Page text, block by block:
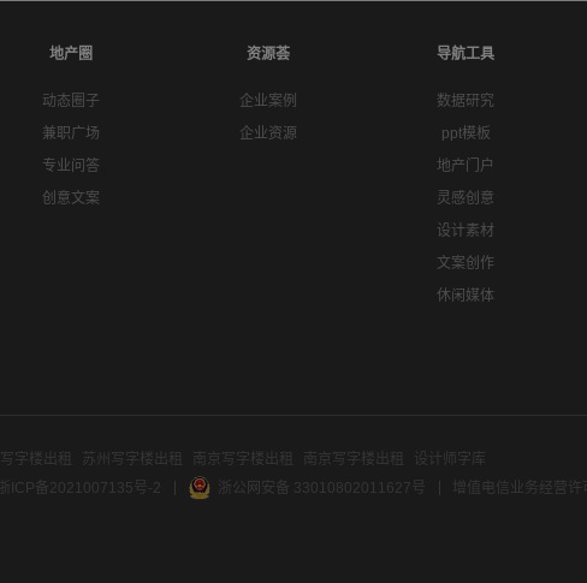
地产圈
动态圈子
兼职广场
专业问答
创意文案
资源荟
企业案例
企业资源
导航工具
数据研究
ppt模板
地产门户
灵感创意
设计素材
文案创作
休闲媒体
写字楼出租 苏州写字楼出租 南京写字楼出租 南京写字楼出租
设计师字库
浙ICP备2021007135号-2 浙公网安备 33010802011627号 增值电信业务经营